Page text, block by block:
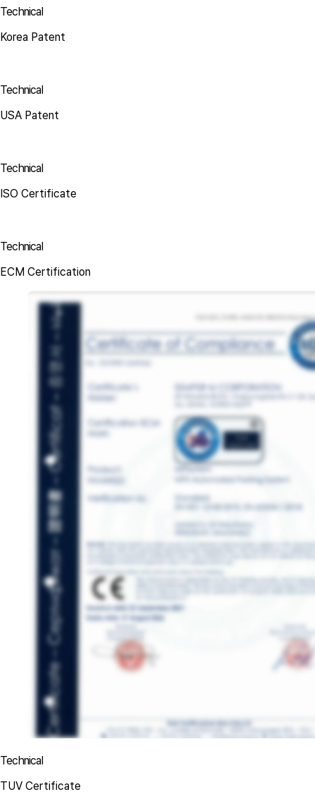
Technical
Korea Patent
Technical
USA Patent
Technical
ISO Certificate
Technical
ECM Certification
Technical
TUV Certificate